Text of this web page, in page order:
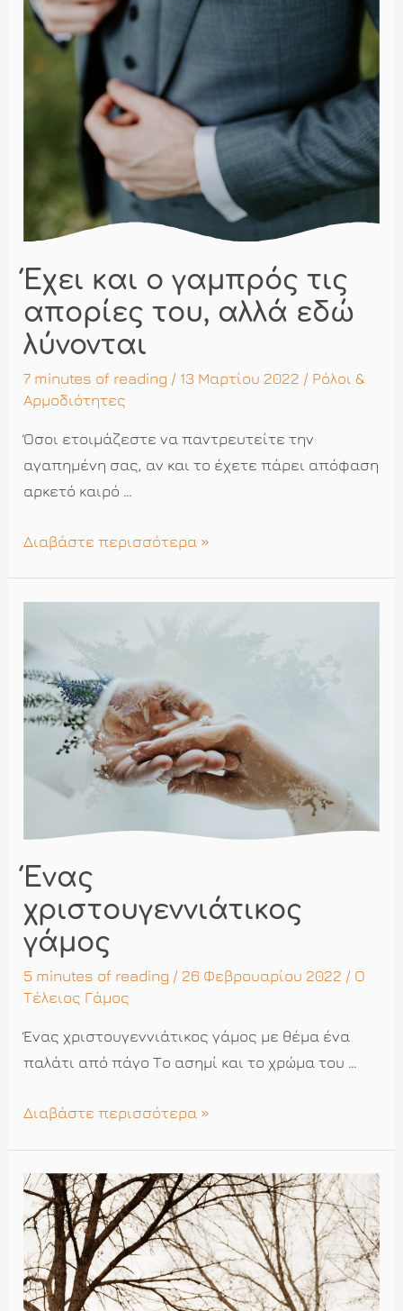
Έχει και ο γαμπρός τις
απορίες του, αλλά εδώ
λύνονται
7 minutes of reading / 13 Μαρτίου 2022 / Ρόλοι &
Αρμοδιότητες
Όσοι ετοιμάζεστε να παντρευτείτε την
αγαπημένη σας, αν και το έχετε πάρει απόφαση
αρκετό καιρό …
Έχει
τις
απορίες
του,
αλλά
Διαβάστε περισσότερα »
Ένας
χριστουγεννιάτικος
γάμος
5 minutes of reading / 26 Φεβρουαρίου 2022 / Ο
Τέλειος Γάμος
Ένας χριστουγεννιάτικος γάμος με θέμα ένα
παλάτι από πάγο Το ασημί και το χρώμα του …
Ένας
Διαβάστε περισσότερα »